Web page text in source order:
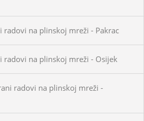
radovi na plinskoj mreži - Pakrac
radovi na plinskoj mreži - Osijek
radovi na plinskoj mreži -